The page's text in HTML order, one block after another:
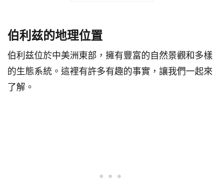
伯利兹的地理位置
伯利兹位於中美洲東部，擁有豐富的自然景觀和多樣
的生態系統。這裡有許多有趣的事實，讓我們一起來
了解。